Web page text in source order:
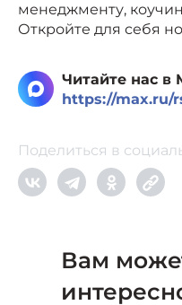
менеджменту,
Откройте для себя
Читайте нас в
https://max.ru/
Поделиться в
Вам